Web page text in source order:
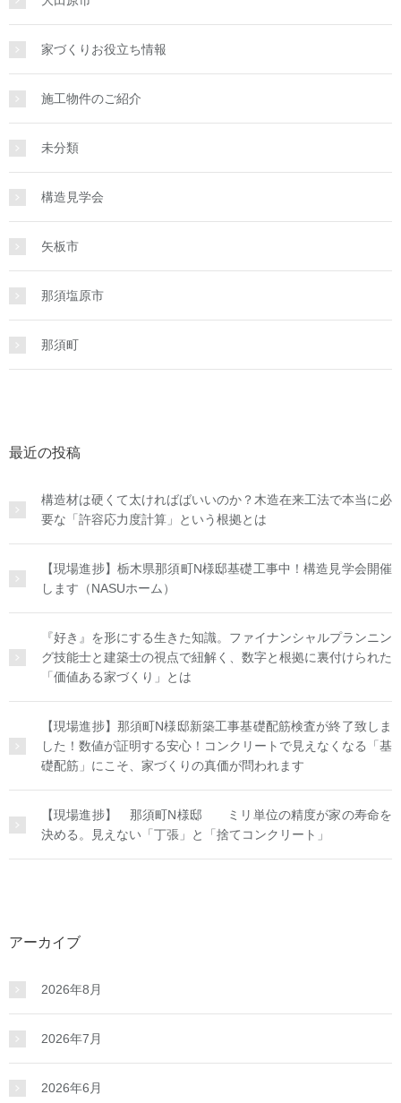
家づくりお役立ち情報
施工物件のご紹介
未分類
構造見学会
矢板市
那須塩原市
那須町
最近の投稿
構造材は硬くて太ければばいいのか？木造在来工法で本当に必
要な「許容応力度計算」という根拠とは
【現場進捗】栃木県那須町N様邸基礎工事中！構造見学会開催
します（NASUホーム）
『好き』を形にする生きた知識。ファイナンシャルプランニン
グ技能士と建築士の視点で紐解く、数字と根拠に裏付けられた
「価値ある家づくり」とは
【現場進捗】那須町N様邸新築工事基礎配筋検査が終了致しま
した！数値が証明する安心！コンクリートで見えなくなる「基
礎配筋」にこそ、家づくりの真価が問われます
【現場進捗】 那須町N様邸 ミリ単位の精度が家の寿命を
決める。見えない「丁張」と「捨てコンクリート」
アーカイブ
2026年8月
2026年7月
2026年6月